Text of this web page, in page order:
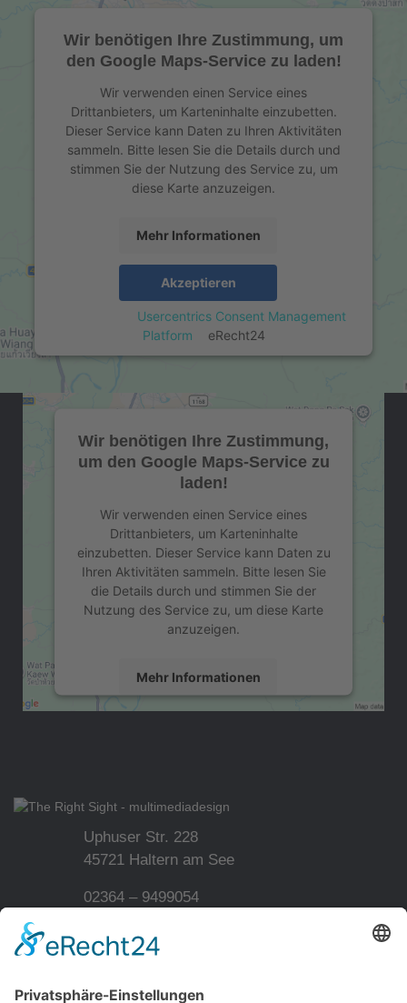
Wir benötigen Ihre Zustimmung, um
den Google Maps-Service zu laden!
Wir verwenden einen Service eines
Drittanbieters, um Karteninhalte einzubetten.
Dieser Service kann Daten zu Ihren Aktivitäten
sammeln. Bitte lesen Sie die Details durch und
stimmen Sie der Nutzung des Service zu, um
diese Karte anzuzeigen.
Mehr Informationen
Akzeptieren
Usercentrics Consent Management
Platform
eRecht24
Wir benötigen Ihre Zustimmung,
um den Google Maps-Service zu
laden!
Wir verwenden einen Service eines
Drittanbieters, um Karteninhalte
einzubetten. Dieser Service kann Daten zu
Ihren Aktivitäten sammeln. Bitte lesen Sie
die Details durch und stimmen Sie der
Nutzung des Service zu, um diese Karte
anzuzeigen.
Mehr Informationen
Uphuser Str. 228
45721 Haltern am See
02364 – 9499054